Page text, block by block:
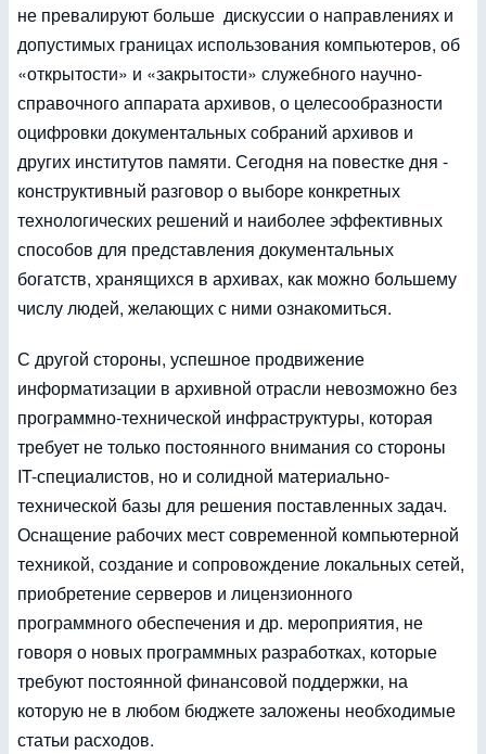
не превалируют больше дискуссии о направлениях и
допустимых границах использования компьютеров, об
«открытости» и «закрытости» служебного научно-
справочного аппарата архивов, о целесообразности
оцифровки документальных собраний архивов и
других институтов памяти. Сегодня на повестке дня -
конструктивный разговор о выборе конкретных
технологических решений и наиболее эффективных
способов для представления документальных
богатств, хранящихся в архивах, как можно большему
числу людей, желающих с ними ознакомиться.
С другой стороны, успешное продвижение
информатизации в архивной отрасли невозможно без
программно-технической инфраструктуры, которая
требует не только постоянного внимания со стороны
IT-специалистов, но и солидной материально-
технической базы для решения поставленных задач.
Оснащение рабочих мест современной компьютерной
техникой, создание и сопровождение локальных сетей,
приобретение серверов и лицензионного
программного обеспечения и др. мероприятия, не
говоря о новых программных разработках, которые
требуют постоянной финансовой поддержки, на
которую не в любом бюджете заложены необходимые
статьи расходов.